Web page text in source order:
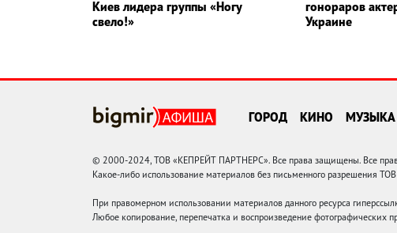
Киев лидера группы «Ногу
свело!»
гонораров
Украине
ГОРОД КИНО МУЗЫКА
© 2000-2024, ТОВ «КЕПРЕЙТ ПАРТНЕРС». Все права защищены. Все
Какое-либо использование материалов без письменного разрешения
При правомерном использовании материалов данного ресурса
Любое копирование, перепечатка и воспроизведение фотографических